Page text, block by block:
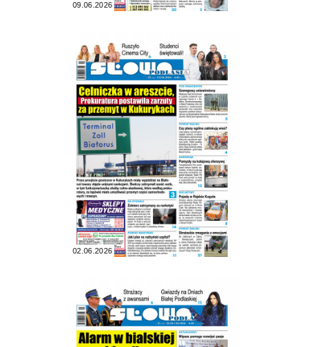
09.06.2026
02.06.2026